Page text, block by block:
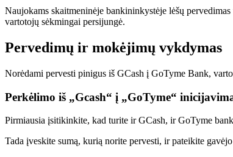
Naujokams skaitmeninėje bankininkystėje lėšų
vartotojų sėkmingai persijungė.
Pervedimų ir mokėjimų vykdymas
Norėdami pervesti pinigus iš GCash į GoTyme Bank,
Perkėlimo iš „Gcash“ į „GoTyme“
Pirmiausia įsitikinkite, kad turite ir GCash, ir GoTyme
Tada įveskite sumą, kurią norite pervesti, ir pateikite